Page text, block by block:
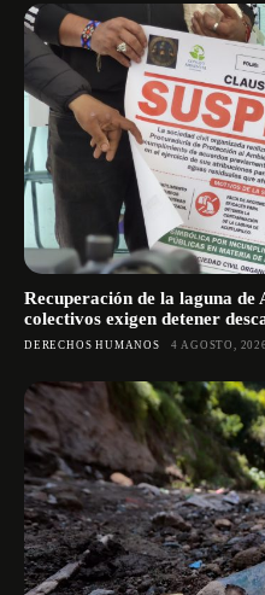
Recuperación de la laguna de
colectivos exigen detener
DERECHOS HUMANOS 4 AGOSTO, 2026